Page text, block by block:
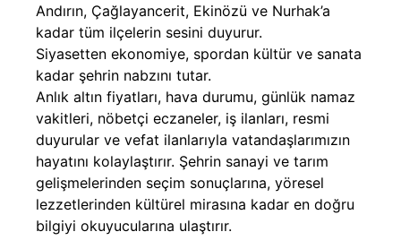
Andırın, Çağlayancerit, Ekinözü ve Nurhak’a
kadar tüm ilçelerin sesini duyurur.
Siyasetten ekonomiye, spordan kültür ve sanata
kadar şehrin nabzını tutar.
Anlık altın fiyatları, hava durumu, günlük namaz
vakitleri, nöbetçi eczaneler, iş ilanları, resmi
duyurular ve vefat ilanlarıyla vatandaşlarımızın
hayatını kolaylaştırır. Şehrin sanayi ve tarım
gelişmelerinden seçim sonuçlarına, yöresel
lezzetlerinden kültürel mirasına kadar en doğru
bilgiyi okuyucularına ulaştırır.